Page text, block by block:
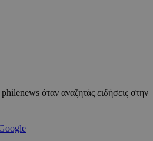
όταν αναζητάς ειδήσεις στην